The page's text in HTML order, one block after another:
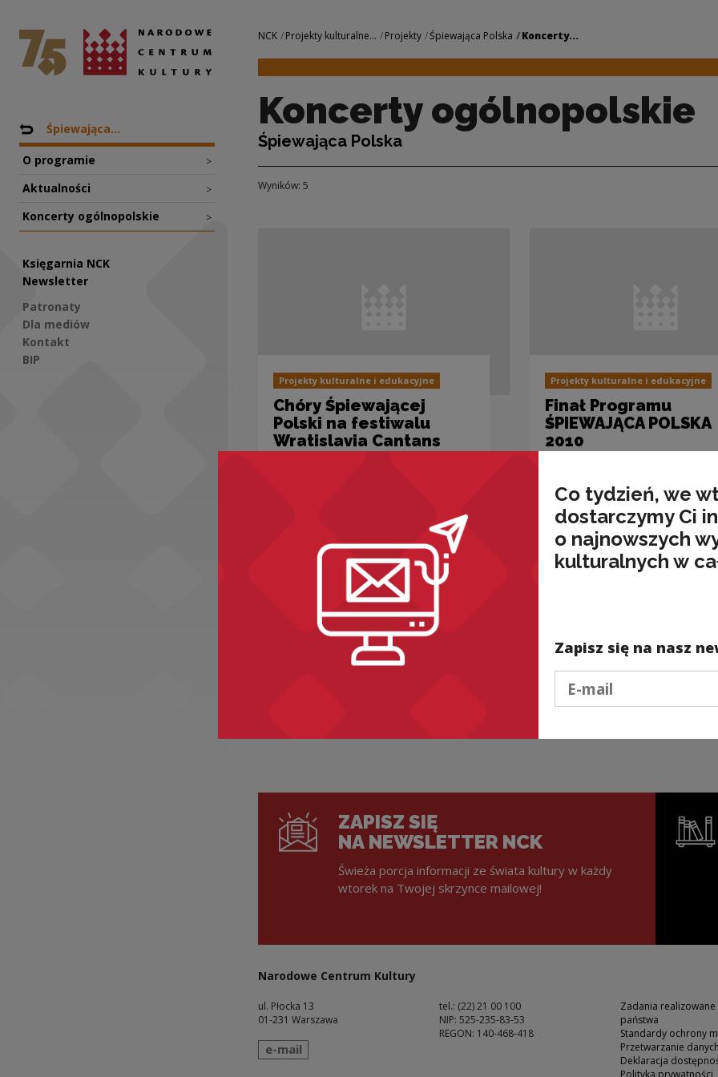
Koncerty ogólnopolskie | Narodowe
Narodowe Centrum Kultury
Nawigacja
Powrót do: Projekty
Śpiewająca...
O programie >
Aktualności >
Koncerty ogólnopolskie >
Księgarnia NCK
Newsletter
Patronaty
Dla mediów
Kontakt
BIP
Nawigacja
NCK Projekty kulturalne... Projekty Śpiewająca Polska Koncerty...
Koncerty ogólnopolskie
Śpiewająca Polska
Wyników: 5
Projekty kulturalne i edukacyjne
Chóry Śpiewającej
Polski na festiwalu
Wratislavia Cantans
Projekty kulturalne i edukacyjne
Finał Programu
ŚPIEWAJĄCA POLSKA
2010
Projekty kulturalne i edukacyjne
Finał Programu
Projekty kulturalne i edukacyjne
I Finał ”Śpiewającej
Polski” 2007
ZAPISZ SIĘ
NA NEWSLETTER NCK
Świeża porcja informacji ze świata kultury w każdy
wtorek na Twojej skrzynce mailowej!
Narodowe Centrum Kultury
ul. Płocka 13
01-231 Warszawa
wyślij wiadomość
e-mail
tel.: (22) 21 00 100
NIP: 525-235-83-53
REGON: 140-468-418
Zadania
państwa
Standardy ochrony
Przetwarzanie
Deklaracja
Polityka prywatności
Co tydzień, we
dostarczymy Ci
o najnowszych
kulturalnych w
Zapisz się na nasz